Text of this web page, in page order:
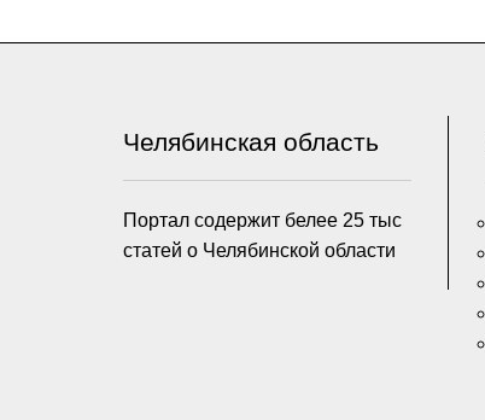
Челябинская область
Портал содержит белее 25 тыс
статей о Челябинской области